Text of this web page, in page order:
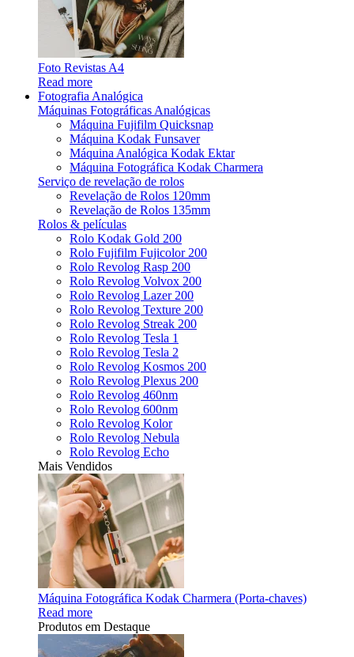
Foto Revistas A4
Read more
Fotografia Analógica
Máquinas Fotográficas Analógicas
Máquina Fujifilm Quicksnap
Máquina Kodak Funsaver
Máquina Analógica Kodak Ektar
Máquina Fotográfica Kodak Charmera
Serviço de revelação de rolos
Revelação de Rolos 120mm
Revelação de Rolos 135mm
Rolos & películas
Rolo Kodak Gold 200
Rolo Fujifilm Fujicolor 200
Rolo Revolog Rasp 200
Rolo Revolog Volvox 200
Rolo Revolog Lazer 200
Rolo Revolog Texture 200
Rolo Revolog Streak 200
Rolo Revolog Tesla 1
Rolo Revolog Tesla 2
Rolo Revolog Kosmos 200
Rolo Revolog Plexus 200
Rolo Revolog 460nm
Rolo Revolog 600nm
Rolo Revolog Kolor
Rolo Revolog Nebula
Rolo Revolog Echo
Mais Vendidos
Máquina Fotográfica Kodak Charmera (Porta-chaves)
Read more
Produtos em Destaque